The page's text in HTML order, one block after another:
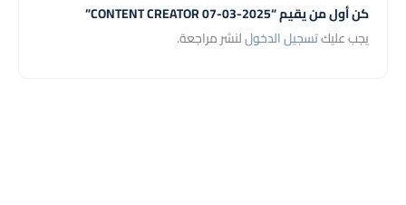
كن أول من يقيم “CONTENT CREATOR 07-03-2025”
يجب عليكتسجيل الدخوللنشر مراجعة.